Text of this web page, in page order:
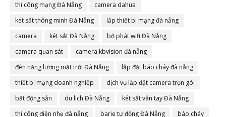
thi công mạng Đà Nẵng
camera dahua
két sắt thông minh Đà Nẵng
lắp thiết bị mạng đà nẵng
camera
két sắt Đà Nẵng
bộ phát wifi Đà Nẵng
camera quan sát
camera kbvision đà nẵng
đèn năng lượng mặt trời Đà Nẵng
lắp đặt báo cháy đà nẵng
thiết bị mạng doanh nghiệp
dịch vụ lắp đặt camera trọn gói
bất động sản
du lịch Đà Nẵng
két sắt vân tay Đà Nẵng
thi công điện nhẹ đà nẵng
barie tự động Đà Nẵng báo cháy